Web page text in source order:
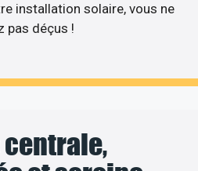
installation solaire, vous ne
pas déçus !